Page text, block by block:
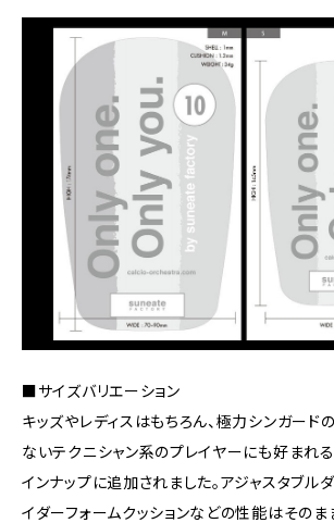
■サイズバリエーション
キッズやレディスはもちろん、極力シンガード
ないテクニシャン系のプレイヤーにも好まれ
インナップに追加されました。アジャスタブル
イダーフォームクッションなどの性能はその